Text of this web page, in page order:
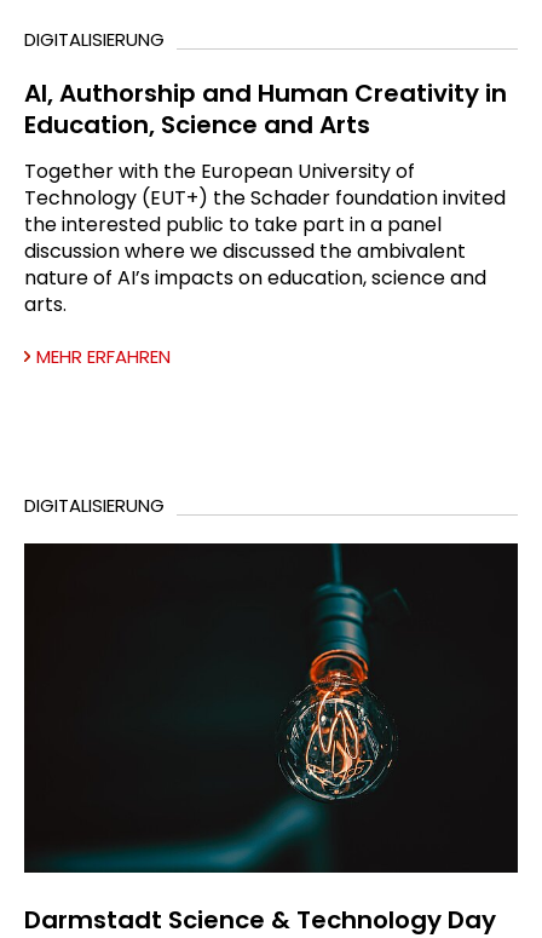
DIGITALISIERUNG
AI, Authorship and Human Creativity in
Education, Science and Arts
Together with the European University of
Technology (EUT+) the Schader foundation invited
the interested public to take part in a panel
discussion where we discussed the ambivalent
nature of AI’s impacts on education, science and
arts.
MEHR ERFAHREN
DIGITALISIERUNG
Darmstadt Science & Technology Day